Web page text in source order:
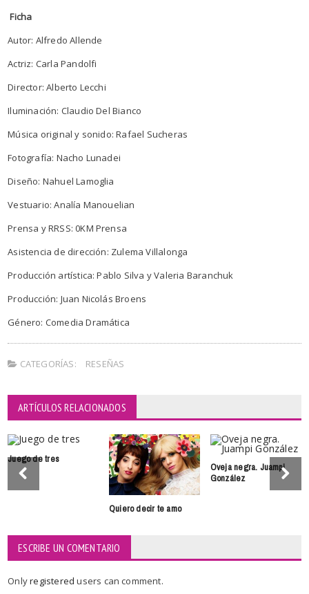
Ficha
Autor: Alfredo Allende
Actriz: Carla Pandolfi
Director: Alberto Lecchi
Iluminación: Claudio Del Bianco
Música original y sonido: Rafael Sucheras
Fotografía: Nacho Lunadei
Diseño: Nahuel Lamoglia
Vestuario: Analía Manouelian
Prensa y RRSS: 0KM Prensa
Asistencia de dirección: Zulema Villalonga
Producción artística: Pablo Silva y Valeria Baranchuk
Producción: Juan Nicolás Broens
Género: Comedia Dramática
CATEGORÍAS: RESEÑAS
ARTÍCULOS RELACIONADOS
Juego de tres
Quiero decir te amo
Oveja negra. Juampi
González
ESCRIBE UN COMENTARIO
Onlyregisteredusers can comment.